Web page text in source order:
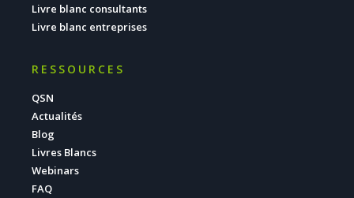
Livre blanc consultants
Livre blanc entreprises
RESSOURCES
QSN
Actualités
Blog
Livres Blancs
Webinars
FAQ